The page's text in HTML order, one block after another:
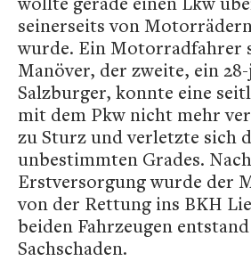
seinerseits von
wurde. Ein Motorradfahrer
Manöver, der zweite, ein
Salzburger, konnte eine
mit dem Pkw nicht mehr
zu Sturz und verletzte sich
unbestimmten Grades.
Erstversorgung wurde der
von der Rettung ins BKH
beiden Fahrzeugen
Sachschaden.